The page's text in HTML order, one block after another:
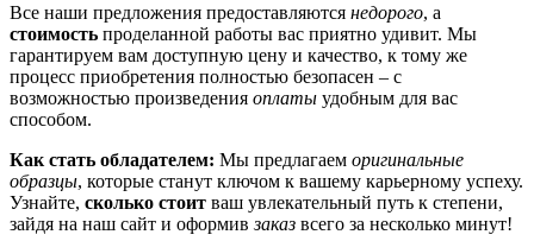
Все наши предложения предоставляются недорого, а
стоимость проделанной работы вас приятно удивит. Мы
гарантируем вам доступную цену и качество, к тому же
процесс приобретения полностью безопасен – с
возможностью произведения оплаты удобным для вас
способом.
Как стать обладателем: Мы предлагаем оригинальные
образцы, которые станут ключом к вашему карьерному успеху.
Узнайте, сколько стоит ваш увлекательный путь к степени,
зайдя на наш сайт и оформивзаказ всего за несколько минут!